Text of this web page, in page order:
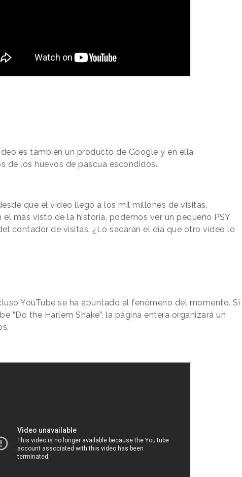
es también un producto de Google y en ella
de los huevos de pascua escondidos.
que el vídeo llegó a los mil millones de visitas,
el más visto de la historia, podemos ver un pequeño PSY
contador de visitas. ¿Lo sacarán el día que otro vídeo lo
YouTube se ha apuntado al fenómeno del momento. Si
“Do the Harlem Shake”, la página entera organizará un